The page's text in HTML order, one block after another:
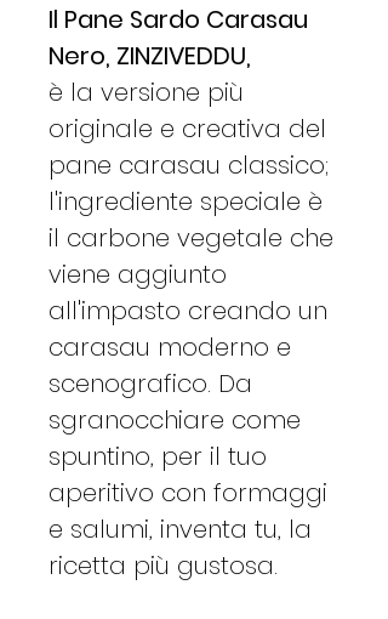
Il Pane Sardo Carasau
Nero, ZINZIVEDDU,
è la versione più
originale e creativa del
pane carasau classico;
l'ingrediente speciale è
il carbone vegetale che
viene aggiunto
all'impasto creando un
carasau moderno e
scenografico. Da
sgranocchiare come
spuntino, per il tuo
aperitivo con formaggi
e salumi, inventa tu, la
ricetta più gustosa.